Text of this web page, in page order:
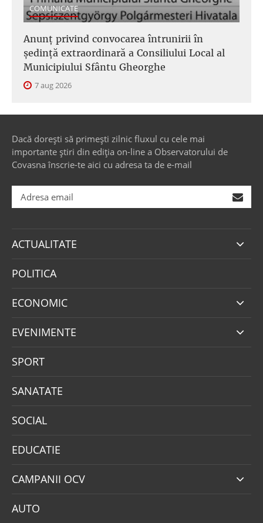
COMUNICATE
Anunţ privind convocarea întrunirii în
şedinţă extraordinară a Consiliului Local al
Municipiului Sfântu Gheorghe
7 aug 2026
Dacă dorești să primești zilnic fluxul cu cele mai
importante știri din ediția on-line a Observatorului de
Covasna înscrie-te aici cu adresa ta de e-mail
ACTUALITATE
POLITICA
ECONOMIC
EVENIMENTE
SPORT
SANATATE
SOCIAL
EDUCATIE
CAMPANII OCV
AUTO